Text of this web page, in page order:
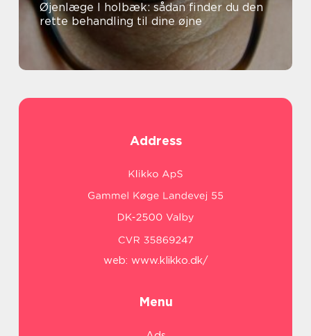
Øjenlæge I holbæk: sådan finder du den
rette behandling til dine øjne
Address
web: www.klikko.dk/
Menu